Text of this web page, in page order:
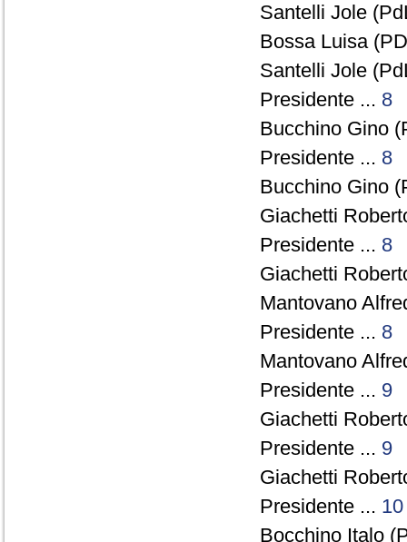
Santelli Jole
Bossa Luisa
Santelli Jole
Presidente ... 8
Bucchino Gino
Presidente ... 8
Bucchino Gino
Giachetti
Presidente ... 8
Giachetti
Mantovano
Presidente ... 8
Mantovano
Presidente ... 9
Giachetti
Presidente ... 9
Giachetti
Presidente ... 10
Bocchino Italo